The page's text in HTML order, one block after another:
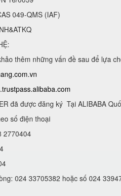
049-QMS (IAF)
thêm những vấn đề sau để lựa
đã được đăng ký Tại ALIBABA
số điện thoại
024 33705382 hoặc số 024